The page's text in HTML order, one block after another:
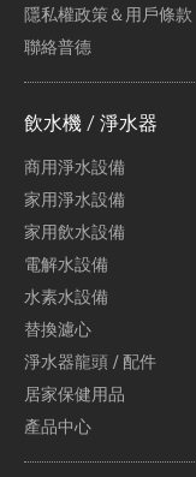
隱私權政策＆用戶條款
聯絡普德
飲水機 / 淨水器
商用淨水設備
家用淨水設備
家用飲水設備
電解水設備
水素水設備
替換濾心
淨水器龍頭 / 配件
居家保健用品
產品中心